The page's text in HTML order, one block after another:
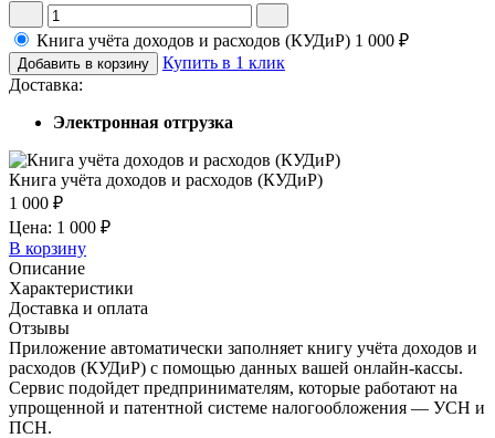
Книга учёта доходов и расходов (КУДиР) 1 000 ₽
Добавить в корзину
Купить в 1 клик
Доставка:
Электронная отгрузка
Книга учёта доходов и расходов (КУДиР)
1 000 ₽
Цена: 1 000 ₽
В корзину
Описание
Характеристики
Доставка и оплата
Отзывы
Приложение автоматически заполняет книгу учёта доходов и
расходов (КУДиР) с помощью данных вашей онлайн-кассы.
Сервис подойдет предпринимателям, которые работают на
упрощенной и патентной системе налогообложения — УСН и
ПСН.